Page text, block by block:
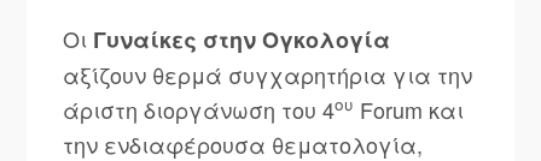
Οι Γυναίκες στην Ογκολογία
αξίζουν θερμά συγχαρητήρια για την
άριστη διοργάνωση του 4ου Forum και
την ενδιαφέρουσα θεματολογία,